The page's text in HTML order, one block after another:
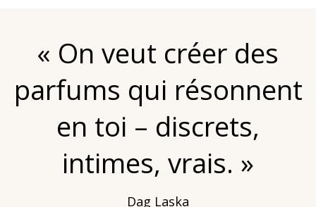
« On veut créer des
parfums qui résonnent
en toi – discrets,
intimes, vrais. »
Dag Laska